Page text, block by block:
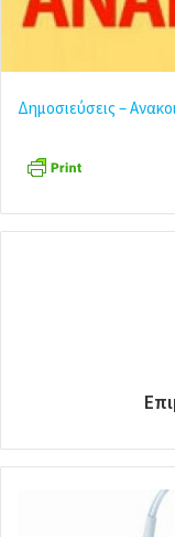
Δημοσιεύσεις –